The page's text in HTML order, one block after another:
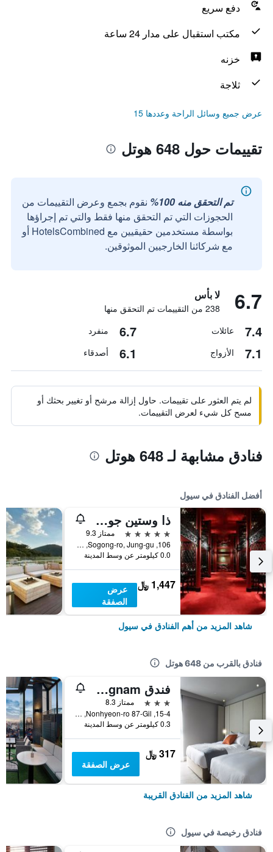
دفع سريع
مكتب استقبال على مدار 24 ساعة
خزنه
ثلاجة
عرض جميع وسائل الراحة وعددها 15
تقييمات حول 648 هوتل
تم التحقق منه 100%
نقوم بجمع وعرض التقييمات من
الحجوزات التي تم التحقق منها فقط والتي تم إجراؤها
بواسطة مستخدمين حقيقيين مع HotelsCombined أو
مع شركائنا الخارجيين الموثوقين.
6.7 لا بأس
238 من التقييمات تم التحقق منها
7.4 عائلات 6.7 منفرد
7.1 الأزواج 6.1 أصدقاء
لم يتم العثور على تقييمات. حاول إزالة مرشح أو تغيير بحثك أو
مسح كل شيء لعرض التقييمات.
فنادق مشابهة لـ 648 هوتل
أفضل الفنادق في سيول
ذا وستين جوسون سول
5 نجوم
ممتاز 9.3
106, Sogong-ro, Jung-gu, سيول, كوريا الجنوبية
0.0 كيلومتر عن وسط المدينة
1,447 ﷼
عرض
الصفقة
شاهد المزيد من أهم الفنادق في سيول
فنادق بالقرب من 648 هوتل
فندق Stay Gangnam
3 نجوم
ممتاز 8.3
15-4, Nonhyeon-ro 87-Gil, سيول, كوريا الجنوبية
0.3 كيلومتر عن وسط المدينة
317 ﷼
عرض الصفقة
شاهد المزيد من الفنادق القريبة
فنادق رخيصة في سيول